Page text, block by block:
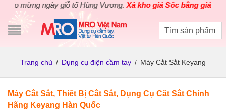
mừng ngày giỗ tổ Hùng Vương.Xả kho giá Sốc bằng giá Gốccho
Trang chủ / Dụng cụ điện cầm tay / Máy Cắt Sắt Keyang
Máy Cắt Sắt, Thiết Bị Cắt Sắt, Dụng Cụ Căt Sắt Chính
Hãng Keyang Hàn Quốc